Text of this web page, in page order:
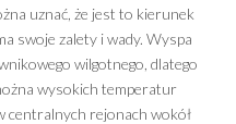
uznać, że jest to kierunek
swoje zalety i wady. Wyspa
wilgotnego, dlatego
wysokich temperatur
centralnych rejonach wokół